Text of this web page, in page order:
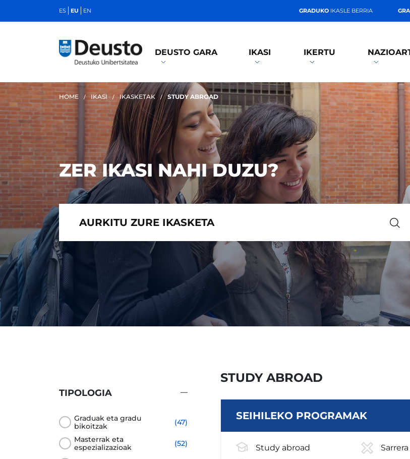
ES EU EN GRADUKO IKASLE BERRIA
DEUSTO GARA IKASI IKERTU
HOME IKASI IKASKETAK STUDY ABROAD
ZER IKASI NAHI DUZU?
TIPOLOGIA
Graduak eta gradu
bikoitzak
(47)
Masterrak eta
espezializazioak
(52)
STUDY ABROAD
SEIHILEKO PROGRAMAK
Study abroad